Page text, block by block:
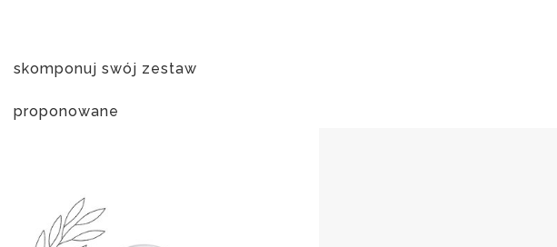
skomponuj swój zestaw
proponowane